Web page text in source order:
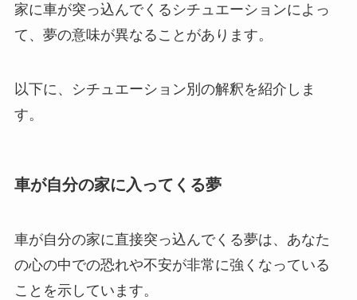
家に車が突っ込んでくるシチュエーションによっ
て、夢の意味が異なることがあります。
以下に、シチュエーション別の解釈を紹介しま
す。
車が自分の家に入ってくる夢
車が自分の家に直接突っ込んでくる夢は、あなた
の心の中での恐れや不安が非常に強くなっている
ことを示しています。